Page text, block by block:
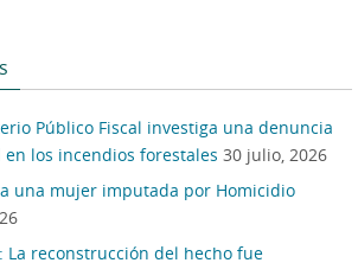
Público Fiscal investiga una denuncia
los incendios forestales 30 julio, 2026
una mujer imputada por Homicidio
La reconstrucción del hecho fue